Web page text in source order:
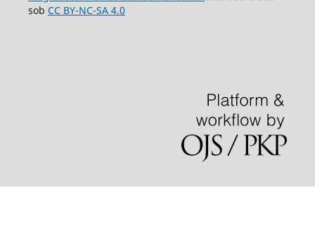
sob CC BY-NC-SA 4.0